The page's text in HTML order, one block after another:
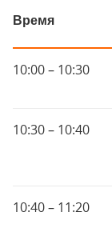
Время
10:00 – 10:30
10:30 – 10:40
10:40 – 11:20